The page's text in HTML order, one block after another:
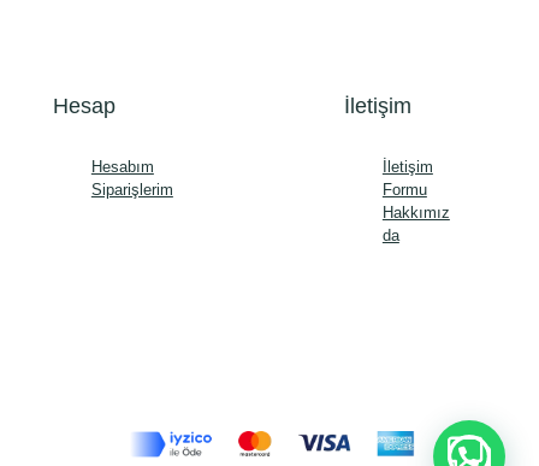
Hesap
Hesabım
Siparişlerim
İletişim
İletişim
Formu
Hakkımız
da